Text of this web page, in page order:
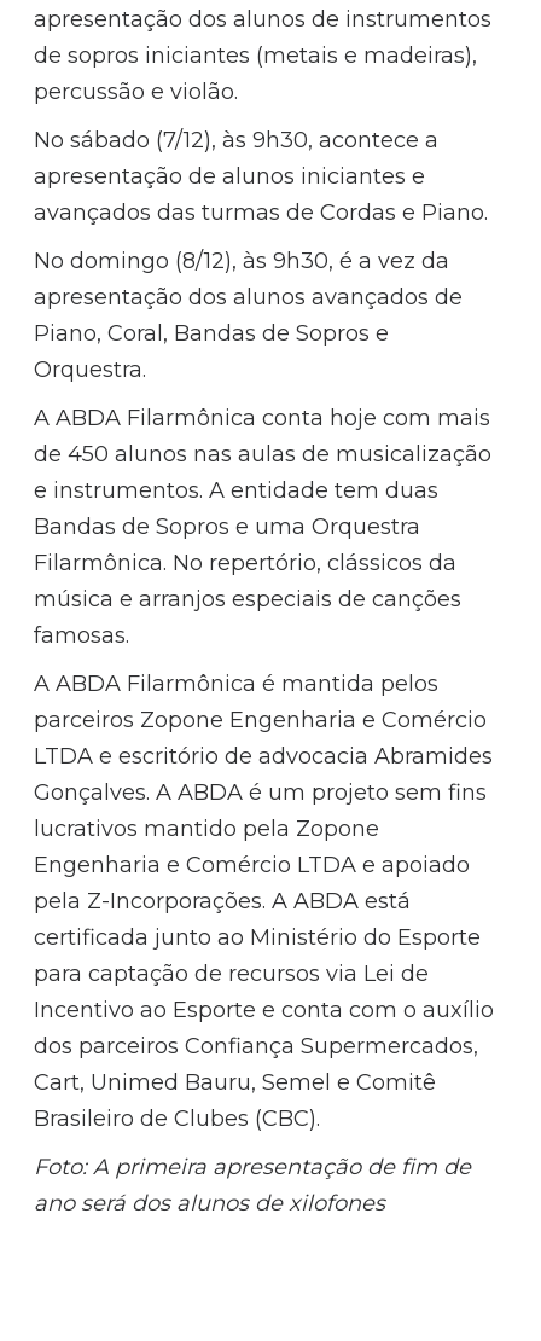
apresentação dos alunos de instrumentos
de sopros iniciantes (metais e madeiras),
percussão e violão.
No sábado (7/12), às 9h30, acontece a
apresentação de alunos iniciantes e
avançados das turmas de Cordas e Piano.
No domingo (8/12), às 9h30, é a vez da
apresentação dos alunos avançados de
Piano, Coral, Bandas de Sopros e
Orquestra.
A ABDA Filarmônica conta hoje com mais
de 450 alunos nas aulas de musicalização
e instrumentos. A entidade tem duas
Bandas de Sopros e uma Orquestra
Filarmônica. No repertório, clássicos da
música e arranjos especiais de canções
famosas.
A ABDA Filarmônica é mantida pelos
parceiros Zopone Engenharia e Comércio
LTDA e escritório de advocacia Abramides
Gonçalves. A ABDA é um projeto sem fins
lucrativos mantido pela Zopone
Engenharia e Comércio LTDA e apoiado
pela Z-Incorporações. A ABDA está
certificada junto ao Ministério do Esporte
para captação de recursos via Lei de
Incentivo ao Esporte e conta com o auxílio
dos parceiros Confiança Supermercados,
Cart, Unimed Bauru, Semel e Comitê
Brasileiro de Clubes (CBC).
Foto: A primeira apresentação de fim de
ano será dos alunos de xilofones